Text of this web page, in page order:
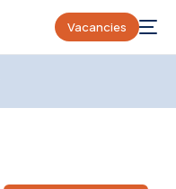
Vacancies